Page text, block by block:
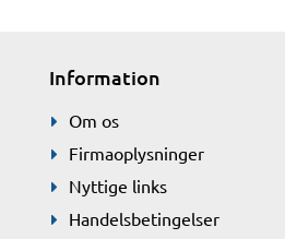
Information
Om os
Firmaoplysninger
Nyttige links
Handelsbetingelser